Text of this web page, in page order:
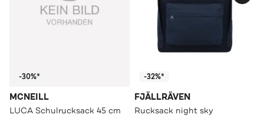
-30%*
MCNEILL
LUCA Schulrucksack 45 cm
-32%*
FJÄLLRÄVEN
Rucksack night sky